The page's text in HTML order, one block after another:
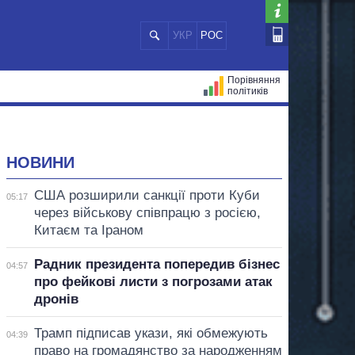
УКР РОС
Порівняння
політиків
НОВИНИ
05:17
США розширили санкції проти Куби
через військову співпрацю з росією,
Китаєм та Іраном
04:57
Радник президента попередив бізнес
про фейкові листи з погрозами атак
дронів
04:39
Трамп підписав укази, які обмежують
право на громадянство за народженням